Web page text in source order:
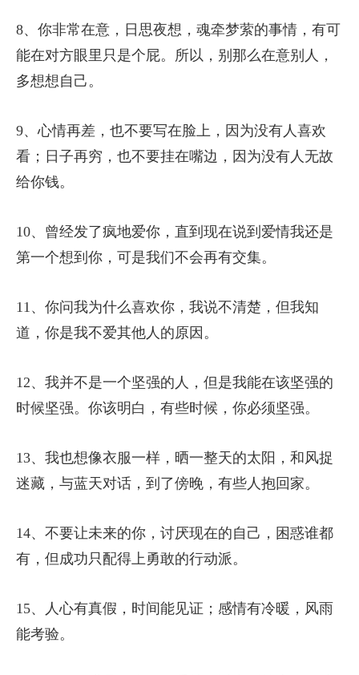
8、你非常在意，日思夜想，魂牵梦萦的事情，有可
能在对方眼里只是个屁。所以，别那么在意别人，
多想想自己。
9、心情再差，也不要写在脸上，因为没有人喜欢
看；日子再穷，也不要挂在嘴边，因为没有人无故
给你钱。
10、曾经发了疯地爱你，直到现在说到爱情我还是
第一个想到你，可是我们不会再有交集。
11、你问我为什么喜欢你，我说不清楚，但我知
道，你是我不爱其他人的原因。
12、我并不是一个坚强的人，但是我能在该坚强的
时候坚强。你该明白，有些时候，你必须坚强。
13、我也想像衣服一样，晒一整天的太阳，和风捉
迷藏，与蓝天对话，到了傍晚，有些人抱回家。
14、不要让未来的你，讨厌现在的自己，困惑谁都
有，但成功只配得上勇敢的行动派。
15、人心有真假，时间能见证；感情有冷暖，风雨
能考验。